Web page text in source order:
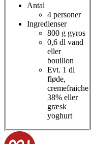
Antal
4 personer
Ingredienser
800 g gyros
0,6 dl vand
eller
bouillon
Evt. 1 dl
fløde,
cremefraiche
38% eller
græsk
yoghurt